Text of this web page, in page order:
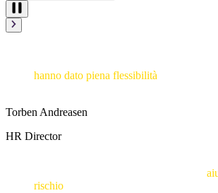
hanno dato piena flessibilità
Torben Andreasen
HR Director
rischio